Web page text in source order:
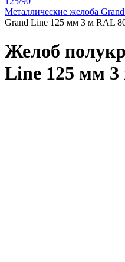
Металлические желоба
Grand Line 125 мм 3 м RAL
Желоб
Line 125 мм 3